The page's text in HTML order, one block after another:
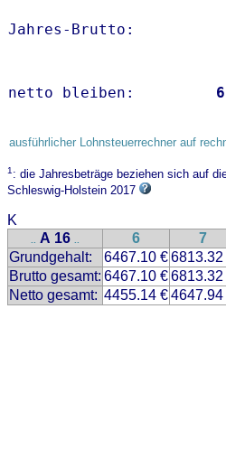
Jahres-
netto bleiben:
ausführlicher Lohnsteuerrechner auf
1: die Jahresbeträge beziehen sich auf
Schleswig-Holstein 2017
K
.. A 16 .. 6 7
Grundgehalt:
6467.10 €6813.32
Brutto gesamt: 6467.10 €6813.32
Netto gesamt: 4455.14 €4647.94